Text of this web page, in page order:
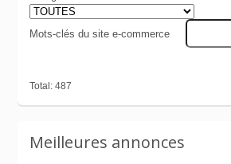
Mots-clés du site e-commerce
Total: 487
Meilleures annonces